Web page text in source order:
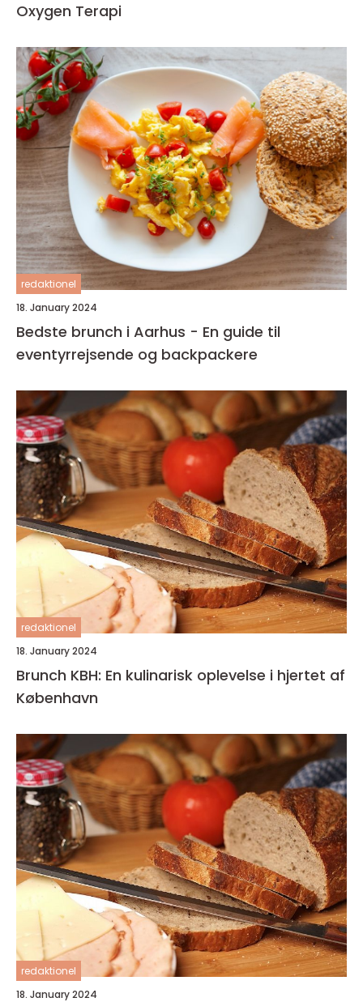
Oxygen Terapi
redaktionel
18. January 2024
Bedste brunch i Aarhus - En guide til
eventyrrejsende og backpackere
redaktionel
18. January 2024
Brunch KBH: En kulinarisk oplevelse i hjertet af
København
redaktionel
18. January 2024